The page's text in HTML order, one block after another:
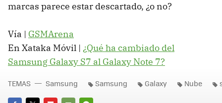
marcas parece estar descartado, ¿o no?
Vía | GSMArena
En Xataka Móvil | ¿Qué ha cambiado del
Samsung Galaxy S7 al Galaxy Note 7?
TEMAS Samsung Samsung Galaxy Nube